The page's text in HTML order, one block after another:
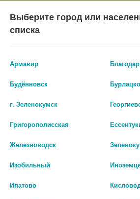
ГЛАВНАЯ КАТАЛОГ ПАРАФАРМАЦЕВТИКА
Городская Аптека Маркетплейс
- In Google Play
VIEW
Выберите город или
списка
Армавир
Будённовск
г. Зеленокумск
Григорополисская
Железноводск
Изобильный
Ипатово
Городская Аптека